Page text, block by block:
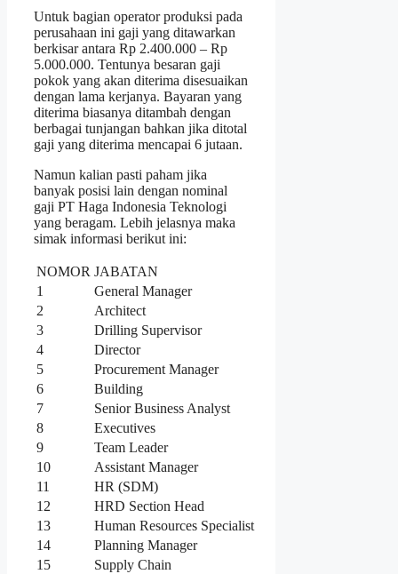
Untuk bagian operator produksi pada
perusahaan ini gaji yang ditawarkan
berkisar antara Rp 2.400.000 – Rp
5.000.000. Tentunya besaran gaji
pokok yang akan diterima disesuaikan
dengan lama kerjanya. Bayaran yang
diterima biasanya ditambah dengan
berbagai tunjangan bahkan jika ditotal
gaji yang diterima mencapai 6 jutaan.
Namun kalian pasti paham jika
banyak posisi lain dengan nominal
gaji PT Haga Indonesia Teknologi
yang beragam. Lebih jelasnya maka
simak informasi berikut ini:
NOMOR JABATAN
1
General Manager
2
Architect
3
Drilling Supervisor
4
Director
5
Procurement Manager
6
Building
7
Senior Business Analyst
8
Executives
9
Team Leader
10
Assistant Manager
11
HR (SDM)
12
HRD Section Head
13
Human Resources Specialist
14
Planning Manager
15
Supply Chain